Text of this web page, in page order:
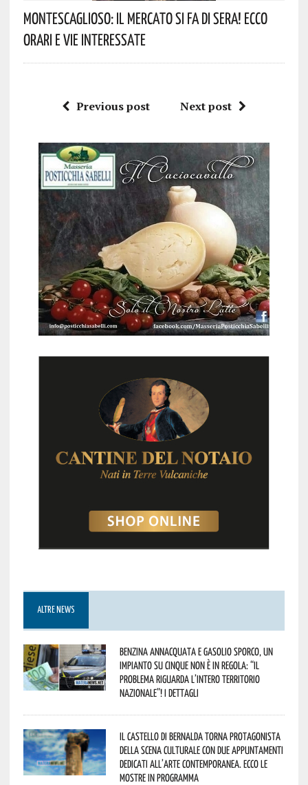
Montescaglioso: Il Mercato Si Fa Di Sera! Ecco
Orari E Vie Interessate
Previous post Next post
ALTRE NEWS
Benzina annacquata e gasolio sporco, un
impianto su cinque non è in regola: “il
problema riguarda l’intero territorio
Nazionale”! I dettagli
Il Castello di Bernalda torna protagonista
della scena culturale con due appuntamenti
dedicati all’arte contemporanea. Ecco le
mostre in programma